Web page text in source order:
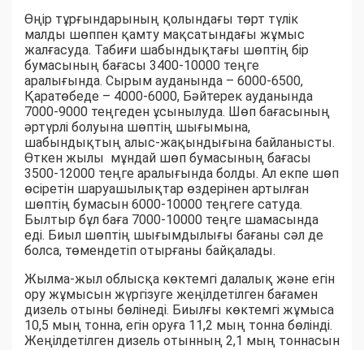
Өңір тұрғындарының қолындағы төрт түлік
малды шөппен қамту мақсатындағы жұмыс
жалғасуда. Табиғи шабындықтағы шөптің бір
бумасының бағасы 3400-10000 теңге
аралығында. Сырым ауданында – 6000-6500,
Қаратөбеде – 4000-6000, Бәйтерек ауданында
7000-9000 теңгеден ұсынылуда. Шөп бағасының
әртүрлі болуына шөптің шығымына,
шабындықтың алыс-жақындығына байланысты.
Өткен жылы мұндай шөп бумасының бағасы
3500-12000 теңге аралығында болды. Ал екпе шөп
өсіретін шаруашылықтар өздерінен артылған
шөптің бумасын 6000-10000 теңгеге сатуда.
Былтыр бұл баға 7000-10000 теңге шамасында
еді. Биыл шөптің шығымдылығы бағаны сәл де
болса, төмендетіп отырғаны байқалады.
Жылма-жыл облысқа көктемгі далалық және егін
ору жұмысын жүргізуге жеңілдетілген бағамен
дизель отыны бөлінеді. Биылғы көктемгі жұмыса
10,5 мың тонна, егін оруға 11,2 мың тонна бөлінді.
Жеңілдетілген дизель отынның 2,1 мың тоннасын